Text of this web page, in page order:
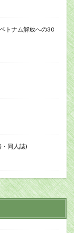
トナム解放への30
同人誌)